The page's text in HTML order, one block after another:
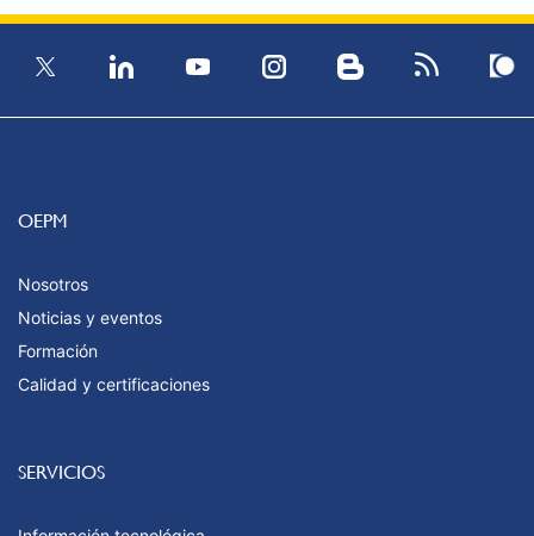
OEPM
Nosotros
Noticias y eventos
Formación
Calidad y certificaciones
SERVICIOS